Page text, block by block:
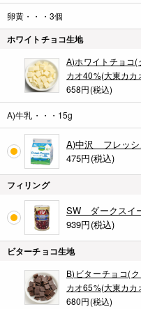
卵黄・・・3個
ホワイトチョコ生地
A)ホワイトチョコ(
カオ40%(大東カカ
658円(税込)
A)牛乳・・・15g
A)中沢 フレッシ
475円(税込)
フィリング
SW ダークスイ
939円(税込)
ビターチョコ生地
B)ビターチョコ(
カオ65%(大東カカ
680円(税込)